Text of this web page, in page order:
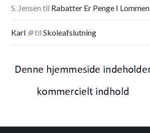
S. Jensen til Rabatter Er Penge I Lommen
Karl tilSkoleafslutning